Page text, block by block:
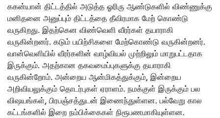
ககன்யான் திட்டத்தில் அடுத்த ஓரிரு ஆண்டுகளில் விண்ணுக்கு
மனிதனை அனுப்பும் திட்டத்தை தீவிரமாக மேற் கொண்டு
வருகிறது. இதற்கென விண்வெளி வீரர்கள் தயாராகி
வருகின்றனர். கடும் பயிற்சிகளை மேற்கொண்டு வருகின்றனர்.
வான்வெளியில் வீரர்களின் வாழ்வியல் முற்றிலும் மாறுபட்டதாக
இருக்கும். அதற்கான தகவமைப்புகளுக்கு தயாராகி
வருகின்றோம். அன்றைய ஆன்மிகத்துக்கும், இன்றைய
அறிவியலுக்கும் தொடர்புகள் ஏராளம். நமக்குள் இருக்கும் பல
விஷயங்கள், பிரபஞ்சத்துடன் இணைந்துள்ளன. பல்வேறு கால
கட்டங்களில் இறை நம்பிக்கைகள் நிரூபணமாகியுள்ளன.